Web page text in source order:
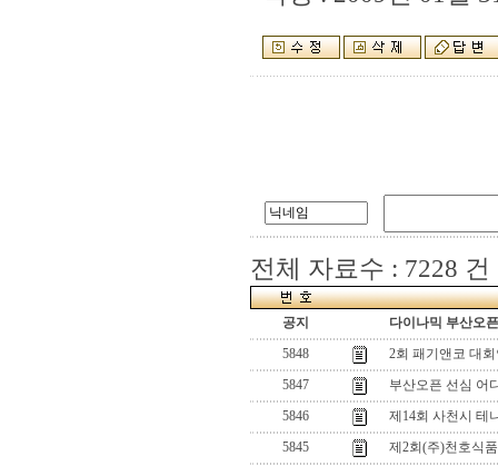
전체 자료수 : 7228 건
공지
다이나믹 부산오
5848
2회 패기앤코 대
5847
부산오픈 선심 어
5846
제14회 사천시 테
5845
제2회(주)천호식